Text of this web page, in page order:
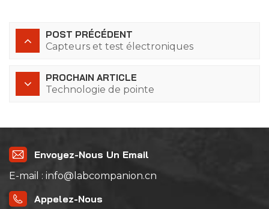
POST PRÉCÉDENT
Capteurs et test électroniques
PROCHAIN ARTICLE
Technologie de pointe
Envoyez-Nous Un Email
E-mail : info@labcompanion.cn
Appelez-Nous